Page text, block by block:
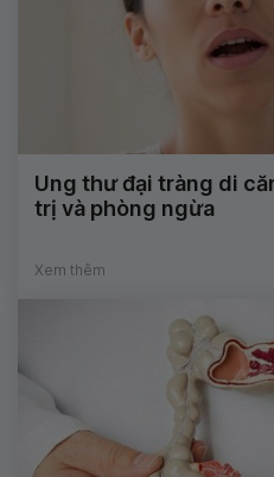
Ung thư đại tràng di
trị và phòng ngừa
Xem thêm